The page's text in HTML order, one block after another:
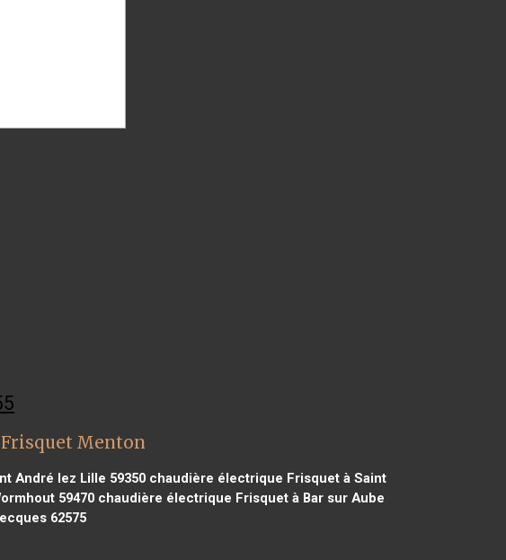
Menton
André lez Lille 59350chaudière électrique Frisquet à Saint
59470 chaudière électrique Frisquet à Bar sur Aube
62575